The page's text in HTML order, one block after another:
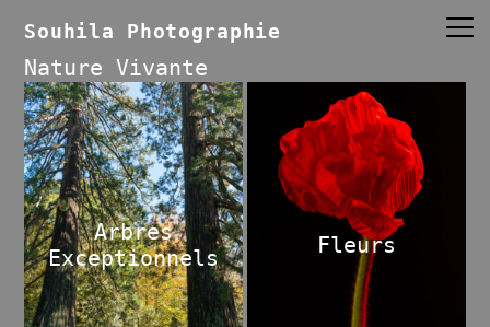
Souhila Photographie
Nature Vivante
Arbres
Exceptionnels
Fleurs